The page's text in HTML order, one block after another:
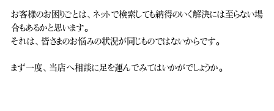
お客様のお困りごとは、ネットで検索しても納得のいく解決には至らない場
合もあるかと思います。
それは、皆さまのお悩みの状況が同じものではないからです。
まず一度、当店へ相談に足を運んでみてはいかがでしょうか。